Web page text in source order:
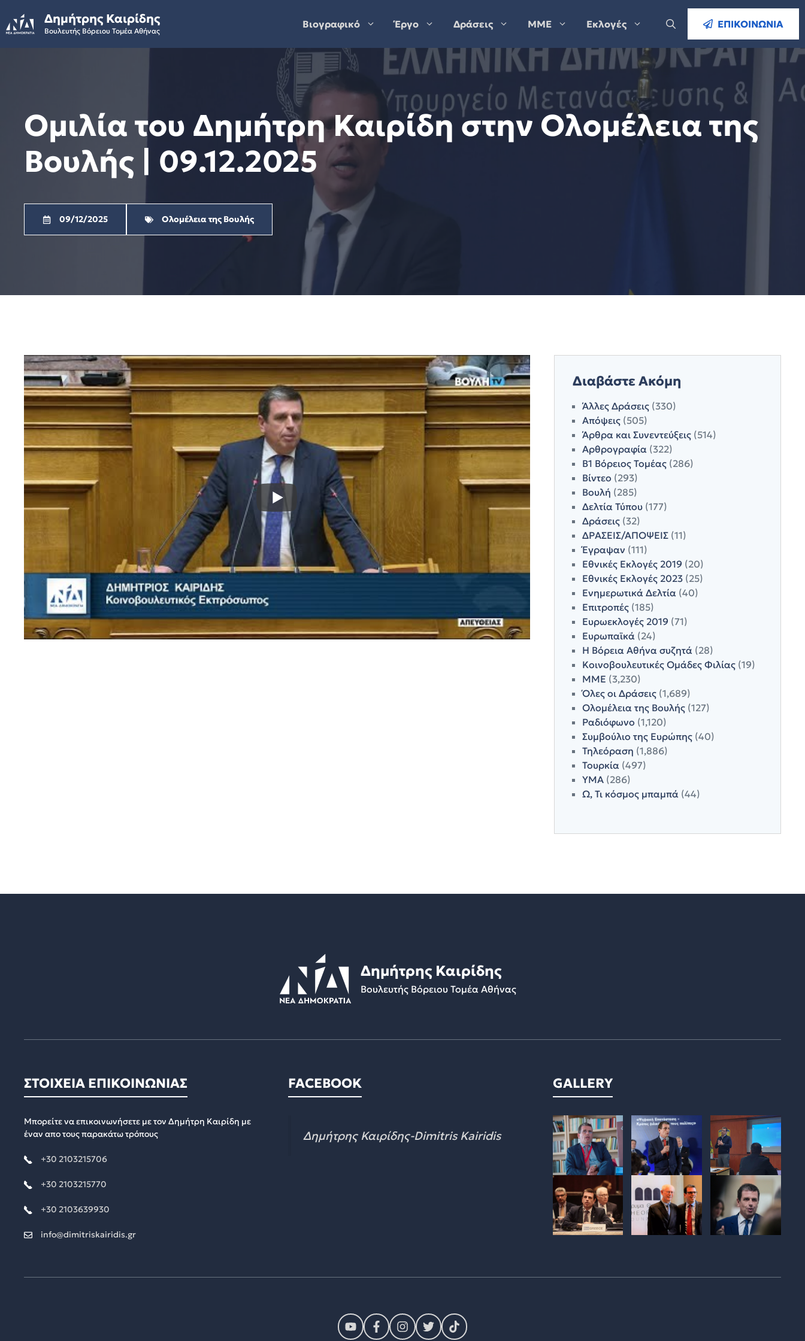
to
content
Δημήτρης Καιρίδης
Βουλευτής Βόρειου Τομέα Αθήνας
Βιογραφικό Έργο Δράσεις ΜΜΕ Εκλογές ΕΠΙΚΟΙΝΩΝΙΑ
Ομιλία του Δημήτρη Καιρίδη στην Ολομέλεια της
Βουλής | 09.12.2025
09/12/2025 Ολομέλεια της Βουλής
Διαβάστε Ακόμη
Άλλες Δράσεις(330)
Απόψεις(505)
Άρθρα και Συνεντεύξεις(514)
Αρθρογραφία(322)
Β1 Βόρειος Τομέας(286)
Βίντεο (293)
Βουλή (285)
Δελτία Τύπου(177)
Δράσεις(32)
ΔΡΑΣΕΙΣ/ΑΠΟΨΕΙΣ(11)
Έγραψαν (111)
Εθνικές Εκλογές 2019 (20)
Εθνικές Εκλογές 2023(25)
Ενημερωτικά Δελτία(40)
Επιτροπές(185)
Ευρωεκλογές 2019 (71)
Ευρωπαϊκά(24)
Η Βόρεια Αθήνα συζητά(28)
Κοινοβουλευτικές Ομάδες Φιλίας(19)
ΜΜΕ (3,230)
Όλες οι Δράσεις(1,689)
Ολομέλεια της Βουλής(127)
Ραδιόφωνο (1,120)
Συμβούλιο της Ευρώπης(40)
Τηλεόραση (1,886)
Τουρκία(497)
ΥΜΑ(286)
Ω, Τι κόσμος μπαμπά(44)
Δημήτρης Καιρίδης
Βουλευτής Βόρειου Τομέα Αθήνας
ΣΤΟΙΧΕΙΑ ΕΠΙΚΟΙΝΩΝΙΑΣ
Μπορείτε να επικοινωνήσετε με τον Δημήτρη Καιρίδη με
έναν απο τους παρακάτω τρόπους
+30 2103215706
+30 2103215770
+30 2103639930
info@dimitriskairidis.gr
FACEBOOK
Δημήτρης Καιρίδης-Dimitris Kairidis
GALLERY